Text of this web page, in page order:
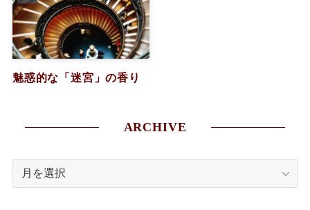
魅惑的な「迷宮」の香り
ARCHIVE
ARCHIVE